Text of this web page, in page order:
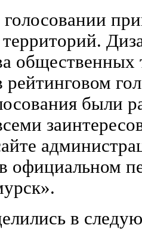
общественных
были
официальном
в